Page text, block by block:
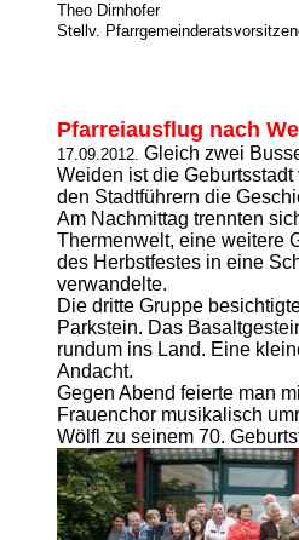
Theo Dirnhofer
Stellv.
Pfarreiausflug nach
17.09.2012. Gleich zwei
Weiden ist die
den Stadtführern die
Am Nachmittag trennten
Thermenwelt, eine weitere
des Herbstfestes in eine
verwandelte.
Die dritte Gruppe
Parkstein. Das
rundum ins Land. Eine
Andacht.
Gegen Abend feierte man
Frauenchor musikalisch
Wölfl zu seinem 70.